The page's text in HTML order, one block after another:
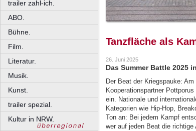
trailer zahl-ich.
ABO.
Bühne.
Film.
Literatur.
Musik.
Kunst.
trailer spezial.
Kultur in NRW.
Tanzfläche als
26. Juni 2025
Das Summer Battle 2025
Der Beat der Kriegspauke:
Kooperationspartner
ein. Nationale und
Kategorien wie Hip-Hop,
Ton an: Bei jedem Kampf
wer auf jeden Beat die